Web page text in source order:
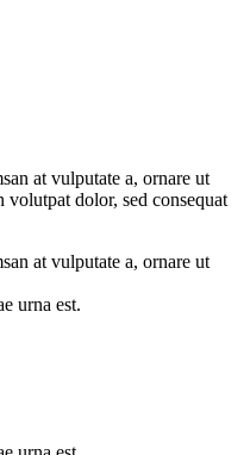
at vulputate a, ornare ut
dolor, sed consequat
at vulputate a, ornare ut
urna est.